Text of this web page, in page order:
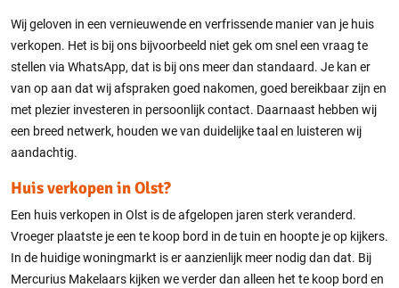
Wij geloven in een vernieuwende en verfrissende manier van je huis
verkopen. Het is bij ons bijvoorbeeld niet gek om snel een vraag te
stellen via WhatsApp, dat is bij ons meer dan standaard. Je kan er
van op aan dat wij afspraken goed nakomen, goed bereikbaar zijn en
met plezier investeren in persoonlijk contact. Daarnaast hebben wij
een breed netwerk, houden we van duidelijke taal en luisteren wij
aandachtig.
Huis verkopen in Olst?
Een huis verkopen in Olst is de afgelopen jaren sterk veranderd.
Vroeger plaatste je een te koop bord in de tuin en hoopte je op kijkers.
In de huidige woningmarkt is er aanzienlijk meer nodig dan dat. Bij
Mercurius Makelaars kijken we verder dan alleen het te koop bord en